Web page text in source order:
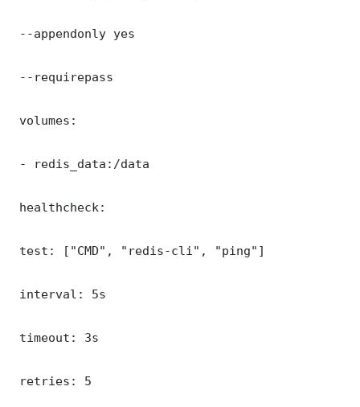
--appendonly yes
--requirepass
volumes:
- redis_data:/data
healthcheck:
test: ["CMD", "redis-cli", "ping"]
interval: 5s
timeout: 3s
retries: 5